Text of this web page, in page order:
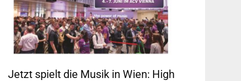
Jetzt spielt die Musik in Wien: High